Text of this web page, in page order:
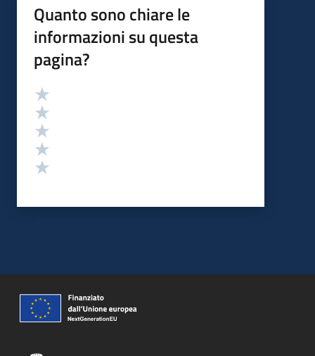
Quanto sono chiare le
informazioni su questa
pagina?
Valutazione